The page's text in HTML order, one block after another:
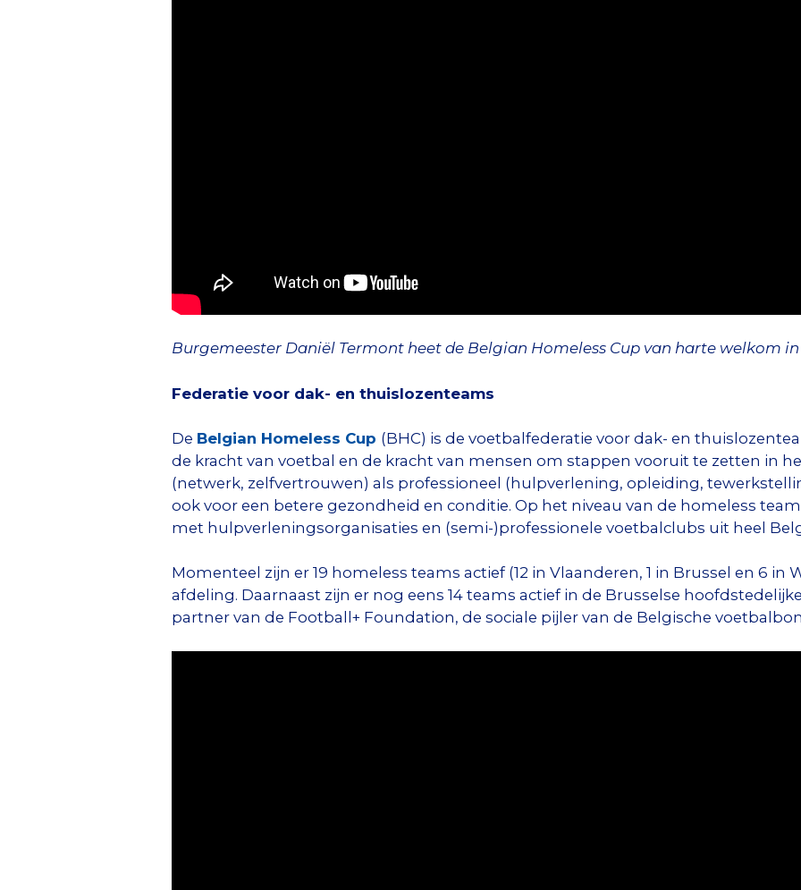
Burgemeester Daniël Termont heet de Belgian Homeless Cup van harte welkom in
Federatie voor dak- en thuislozenteams
De Belgian Homeless Cup (BHC) is de voetbalfederatie voor dak- en
de kracht van voetbal en de kracht van mensen om stappen vooruit te zetten in
(netwerk, zelfvertrouwen) als professioneel (hulpverlening, opleiding,
ook voor een betere gezondheid en conditie. Op het niveau van de homeless
met hulpverleningsorganisaties en (semi-)professionele voetbalclubs uit heel
Momenteel zijn er 19 homeless teams actief (12 in Vlaanderen, 1 in Brussel en 6 in
afdeling. Daarnaast zijn er nog eens 14 teams actief in de Brusselse
partner van de Football+ Foundation, de sociale pijler van de Belgische